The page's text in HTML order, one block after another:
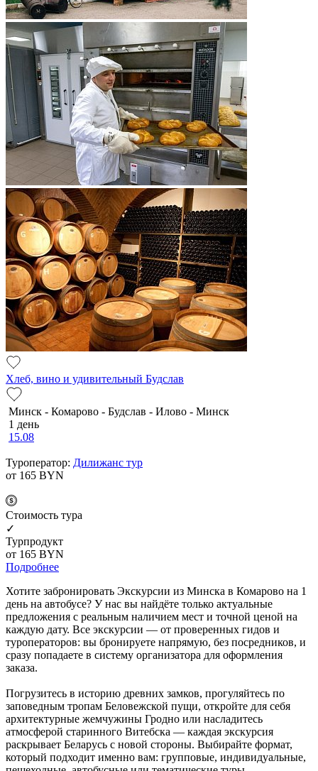
Хлеб, вино и удивительный Будслав
Минск - Комарово - Будслав - Илово - Минск
1 день
15.08
Туроператор: Дилижанс тур
от 165 BYN
Cтоимость тура
✓
Турпродукт
от 165 BYN
Подробнее
Хотите забронировать Экскурсии из Минска в Комарово на 1
день на автобусе? У нас вы найдёте только актуальные
предложения с реальным наличием мест и точной ценой на
каждую дату. Все экскурсии — от проверенных гидов и
туроператоров: вы бронируете напрямую, без посредников, и
сразу попадаете в систему организатора для оформления
заказа.
Погрузитесь в историю древних замков, прогуляйтесь по
заповедным тропам Беловежской пущи, откройте для себя
архитектурные жемчужины Гродно или насладитесь
атмосферой старинного Витебска — каждая экскурсия
раскрывает Беларусь с новой стороны. Выбирайте формат,
который подходит именно вам: групповые, индивидуальные,